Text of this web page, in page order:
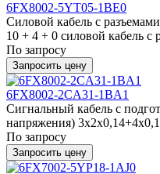
6FX8002-5YT05-1BE0
Силовой кабель с
10 + 4 + 0 силовой кабель с
По запросу
Запросить цену
6FX8002-2CA31-1BA1
Сигнальный кабель с
напряжения)
По запросу
Запросить цену